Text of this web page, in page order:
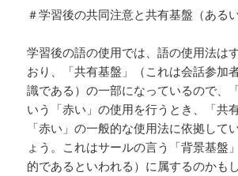
＃学習後の共同注意と共有基盤（ある
学習後の語の使用では、語の使用法は
おり、「共有基盤」（これは会話参加
識である）の一部になっているので、
いう「赤い」の使用を行うとき、「共
「赤い」の一般的な使用法に依拠して
ょう。これはサールの言う「背景基盤
的であるといわれる）に属するのかも